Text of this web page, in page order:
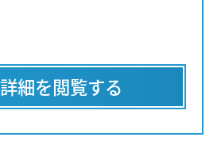
詳細を閲覧する